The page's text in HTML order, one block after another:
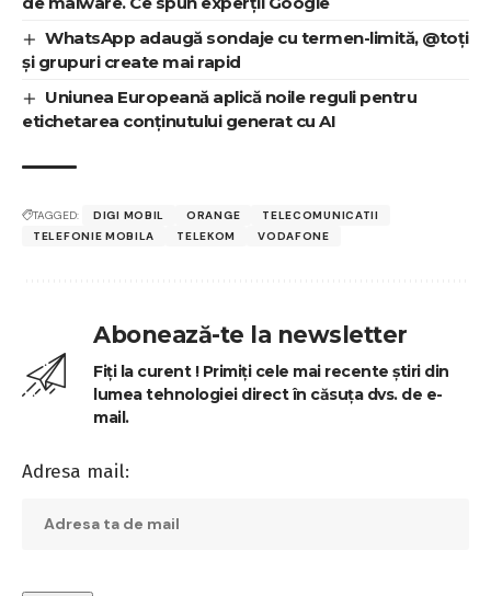
WhatsApp adaugă sondaje cu termen-limită, @toți
și grupuri create mai rapid
Uniunea Europeană aplică noile reguli pentru
etichetarea conținutului generat cu AI
TAGGED: DIGI MOBIL ORANGE
TELECOMUNICATII
TELEFONIE MOBILA
TELEKOM VODAFONE
Abonează-te la newsletter
Fiți la curent ! Primiți cele mai recente știri din
lumea tehnologiei direct în căsuța dvs. de e-
mail.
Adresa mail: